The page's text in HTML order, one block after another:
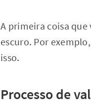
A primeira coisa que
escuro. Por
isso.
Processo de